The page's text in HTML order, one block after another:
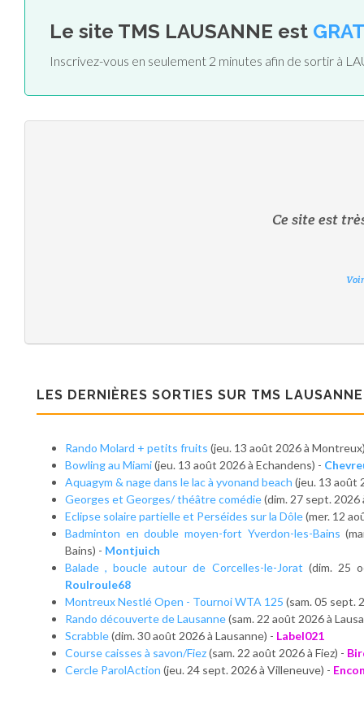
Le site TMS LAUSANNE est
Inscrivez-vous en seulement 2 minutes afin de sortir à
Ce site est
LES DERNIÈRES SORTIES SUR TMS LAUSANNE
Rando Molard + petits fruits (jeu. 13 août 2026 à
Bowling au Miami(jeu. 13 août 2026 à Echandens) -
Aquagym & nage dans le lac à yvonand beach (jeu. 13 août
Georges et Georges/ théâtre comédie(dim. 27 sept.
Eclipse solaire partielle et Perséides sur la Dôle(mer. 12
Badminton en double moyen-fort Yverdon-les-Bains
Bains) - Montjuich
Balade , boucle autour de Corcelles-le-Jorat (dim. 25
Roulroule68
Montreux Nestlé Open - Tournoi WTA 125 (sam. 05 sept.
Rando découverte de Lausanne(sam. 22 août 2026 à
Scrabble(dim. 30 août 2026 à Lausanne) - Label021
Course caisses à savon/Fiez(sam. 22 août 2026 à Fiez) -
Cercle ParolAction (jeu. 24 sept. 2026 à Villeneuve) -